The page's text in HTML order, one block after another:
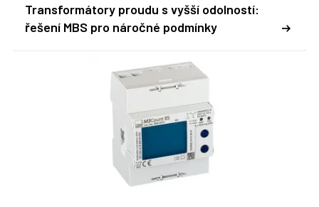
Transformátory proudu s vyšší odolností:
řešení MBS pro náročné podmínky